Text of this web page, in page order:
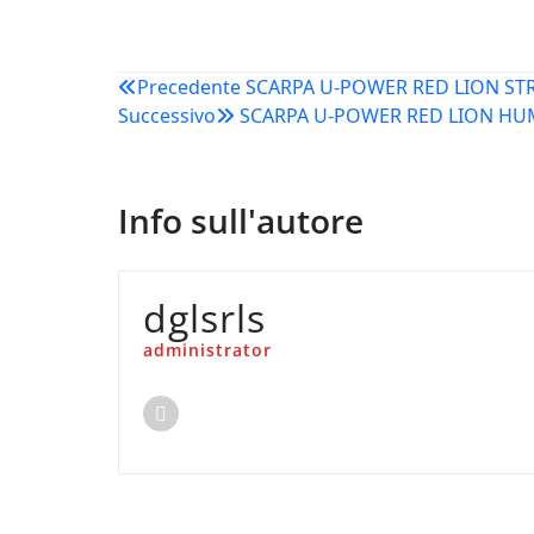
Navigazione
articoli
PrecedenteSCARPA U-POWER RED LION
Successivo
SCARPA U-POWER RED LION
Info sull'autore
dglsrls
administrator